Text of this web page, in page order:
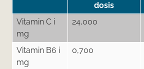
dosis
Vitamin C i
mg
24,000
Vitamin B6 i
mg
0,700